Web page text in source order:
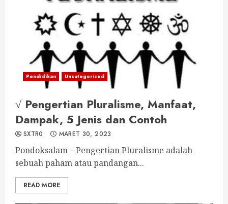
Pendidikan Uncategorized
√ Pengertian Pluralisme, Manfaat,
Dampak, 5 Jenis dan Contoh
SXTR0 MARET 30, 2023
Pondoksalam – Pengertian Pluralisme adalah
sebuah paham atau pandangan...
READ MORE